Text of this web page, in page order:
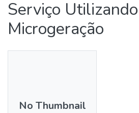
Serviço Utilizando
Microgeração
No Thumbnail